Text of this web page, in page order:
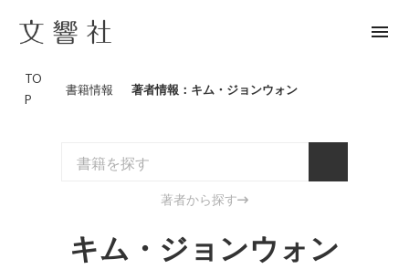
menu
TO
P
書籍情報 著者情報：キム・ジョンウォン
著者から探す
キム・ジョンウォン